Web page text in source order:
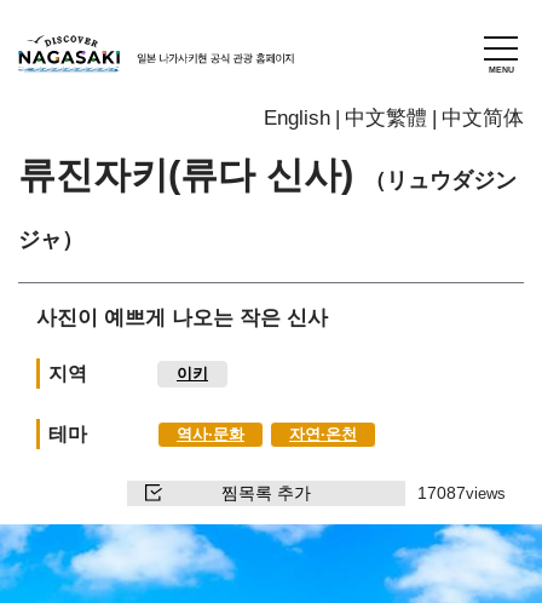
English 中文繁體 中文简体
류진자키(류다 신사) （リュウダジン
ジャ）
사진이 예쁘게 나오는 작은 신사
지역 이키
테마 역사∙문화 자연∙온천
찜목록 추가 17087views